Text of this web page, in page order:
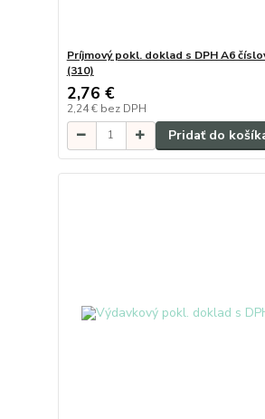
Príjmový pokl. doklad s DPH A6
(310)
2,76 €
2,24 € bez DPH
Pridať do